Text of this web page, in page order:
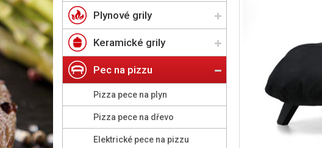
Plynové grily
Keramické grily
Pec na pizzu
Pizza pece na plyn
Pizza pece na dřevo
Elektrické pece na pizzu